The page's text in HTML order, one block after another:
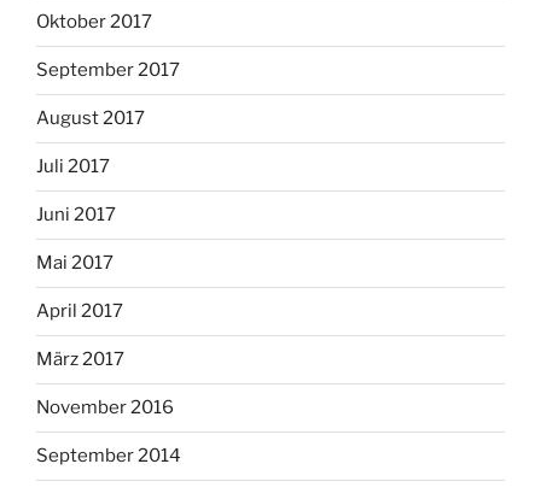
Oktober 2017
September 2017
August 2017
Juli 2017
Juni 2017
Mai 2017
April 2017
März 2017
November 2016
September 2014